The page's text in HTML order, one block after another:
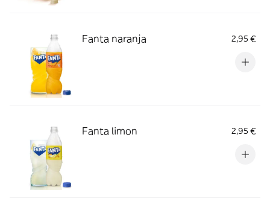
Fanta naranja 2,95 €
Fanta limon 2,95 €